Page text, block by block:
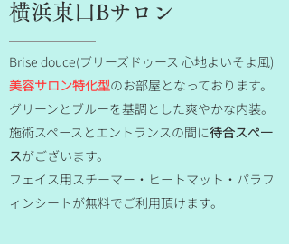
横浜東口Bサロン
Brise douce(ブリーズドゥース 心地よいそよ風)
美容サロン特化型のお部屋となっております。
グリーンとブルーを基調とした爽やかな内装。
施術スペースとエントランスの間に待合スぺ―
スがございます。
フェイス用スチーマー・ヒートマット・パラフ
ィンシートが無料でご利用頂けます。